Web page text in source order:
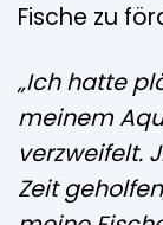
Fische zu
„Ich hatte
meinem
verzweifelt.
Zeit